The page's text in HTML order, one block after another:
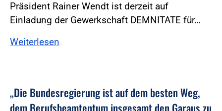
Präsident Rainer Wendt ist derzeit auf
Einladung der Gewerkschaft DEMNITATE für…
Weiterlesen
„Die Bundesregierung ist auf dem besten Weg,
dem Berufsbeamtentum insgesamt den Garaus zu